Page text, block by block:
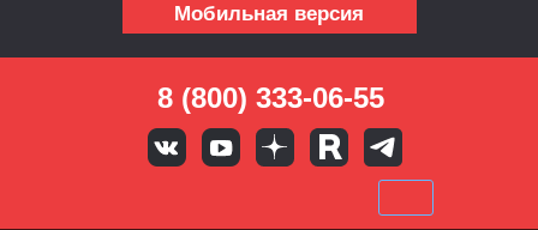
Мобильная версия
8 (800) 333-06-55